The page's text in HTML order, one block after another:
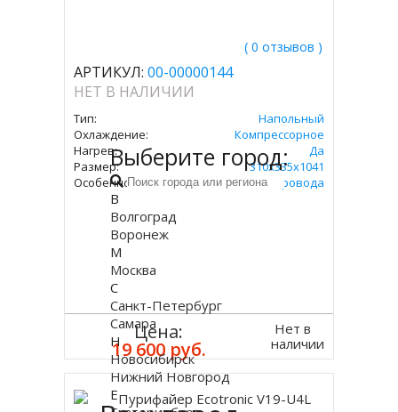
( 0 отзывов )
АРТИКУЛ: 00-00000144
НЕТ В НАЛИЧИИ
Тип:
Напольный
Охлаждение:
Компрессорное
Нагрев:
Да
Размер:
310х335х1041
Особенность:
От Водопровода
Цена:
19 600 руб.
Нет в
наличии
Выберите город:
В
Волгоград
Воронеж
М
Москва
С
Санкт-Петербург
Самара
Н
Новосибирск
Нижний Новгород
Е